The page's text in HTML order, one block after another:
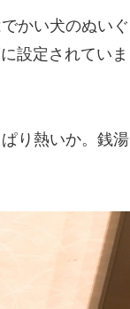
かい犬のぬいぐ
設定されていま
り熱いか。銭湯